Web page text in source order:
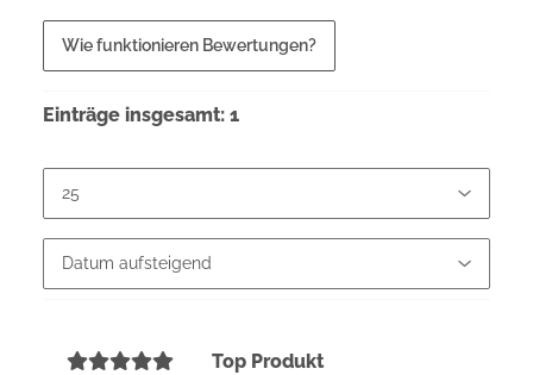
Wie funktionieren Bewertungen?
Einträge insgesamt: 1
Top Produkt